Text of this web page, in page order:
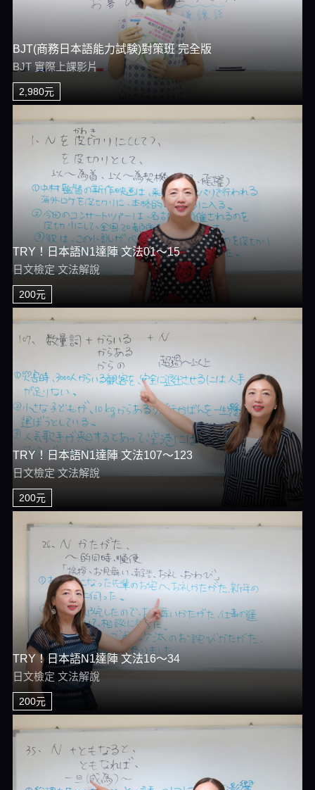
BJT(商務日本語能力試験)對策班 完全版
BJT 實際上課影片
2,980元
TRY！日本語N1達陣 文法01～15
日文檢定 文法解說
200元
TRY！日本語N1達陣 文法107～123
日文檢定 文法解說
200元
TRY！日本語N1達陣 文法16～34
日文檢定 文法解說
200元